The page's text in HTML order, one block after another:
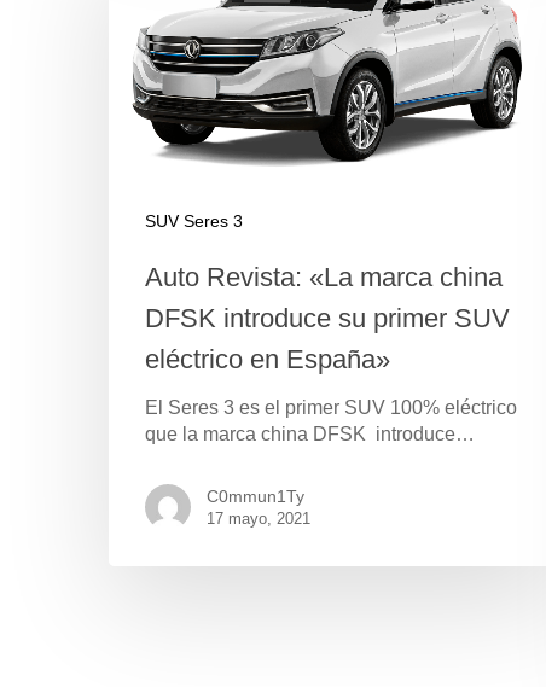
SUV Seres 3
Auto Revista: «La marca china
DFSK introduce su primer SUV
eléctrico en España»
El Seres 3 es el primer SUV 100% eléctrico
que la marca china DFSK introduce…
C0mmun1Ty
17 mayo, 2021